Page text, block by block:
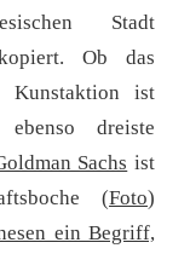
Stadt
Ob das
Kunstaktion ist
dreiste
Sachs ist
(Foto)
ein Begriff,